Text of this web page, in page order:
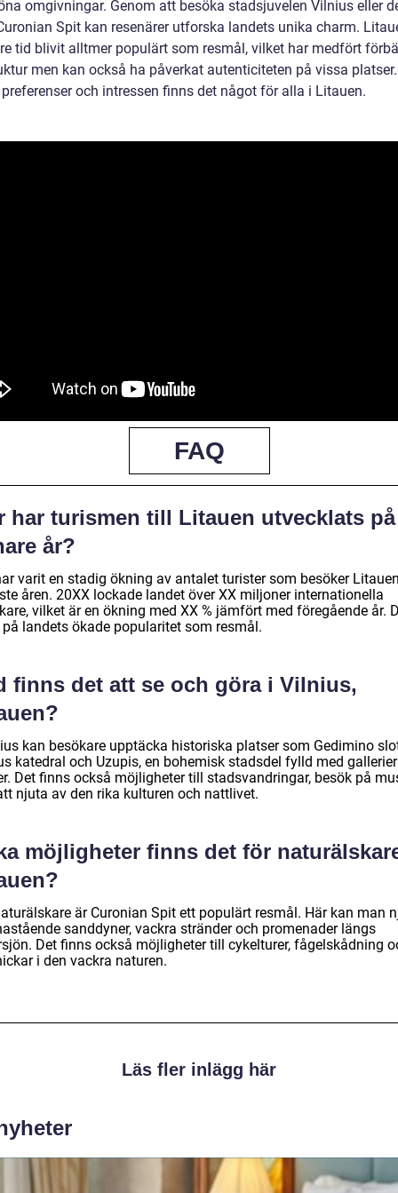
omgivningar. Genom att besöka stadsjuvelen Vilnius eller
Spit kan resenärer utforska landets unika charm.
tid blivit alltmer populärt som resmål, vilket har medfört
men kan också ha påverkat autenticiteten på vissa platser.
och intressen finns det något för alla i Litauen.
FAQ
har turismen till Litauen utvecklats på
år?
varit en stadig ökning av antalet turister som besöker
åren. 20XX lockade landet över XX miljoner internationella
vilket är en ökning med XX % jämfört med föregående år.
landets ökade popularitet som resmål.
finns det att se och göra i Vilnius,
kan besökare upptäcka historiska platser som Gedimino
katedral och Uzupis, en bohemisk stadsdel fylld med
Det finns också möjligheter till stadsvandringar, besök på
njuta av den rika kulturen och nattlivet.
möjligheter finns det för
är Curonian Spit ett populärt resmål. Här kan man
sanddyner, vackra stränder och promenader längs
Det finns också möjligheter till cykelturer, fågelskådning
i den vackra naturen.
Läs fler inlägg här